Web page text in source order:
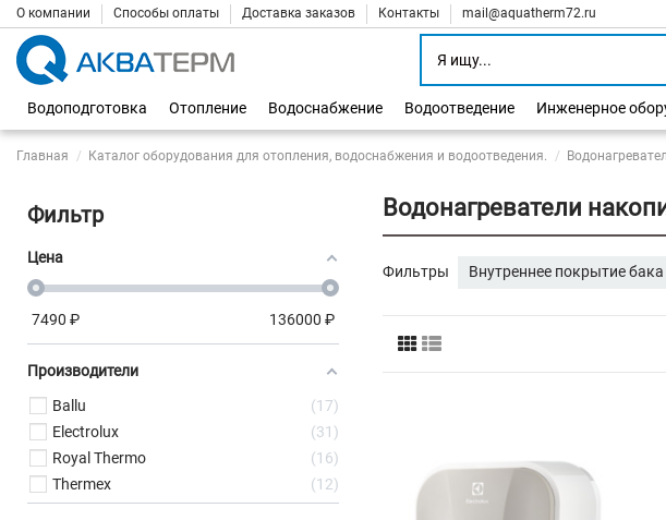
О компании Способы оплаты Доставка заказов Контакты mail@aquatherm72.ru
Водоподготовка
Отопление Водоснабжение Водоотведение Инженерное
Главная Каталог оборудования для отопления, водоснабжения и водоотведения.
Водонагреватели
Фильтры Внутреннее покрытие
Фильтр
Цена
7490 ₽ 136000 ₽
Производители
Ballu
17
Electrolux
31
Royal Thermo
16
Thermex
12